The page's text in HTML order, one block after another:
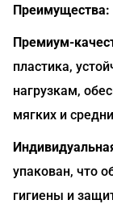
Преимущества:
Премиум-
пластика,
нагрузкам,
мягких и
упакован, что
гигиены и